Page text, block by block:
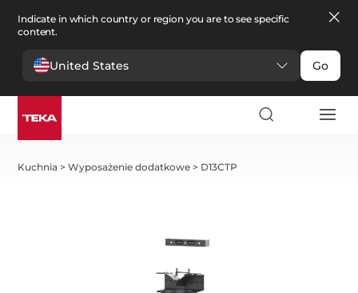
Indicate in which country or region you are to see specific
content.
United States Go
Kuchnia >Wyposażenie dodatkowe > D13CTP